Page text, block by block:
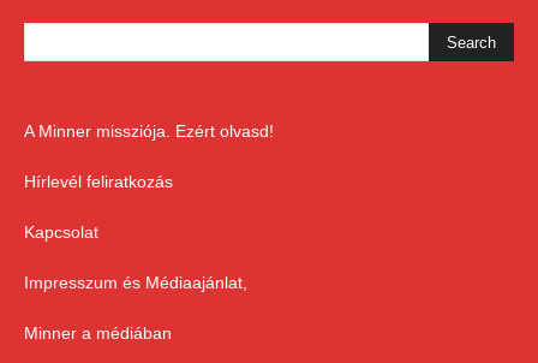
A Minner missziója. Ezért olvasd!
Hírlevél feliratkozás
Kapcsolat
Impresszum és Médiaajánlat,
Minner a médiában